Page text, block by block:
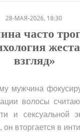
28-МАЯ-2026, 18:30
часто
взгляд»
мужчина
волосы
и сексуальной
вторгается в